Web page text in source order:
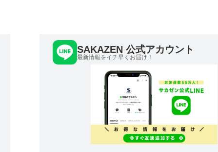
SAKAZEN 公式アカウント
最新情報をイチ早くお届け！